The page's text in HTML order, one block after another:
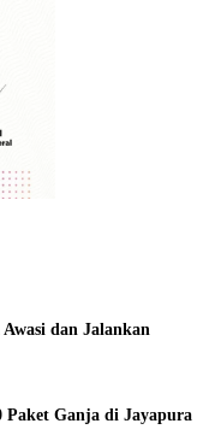
dan Jalankan
Paket Ganja di Jayapura